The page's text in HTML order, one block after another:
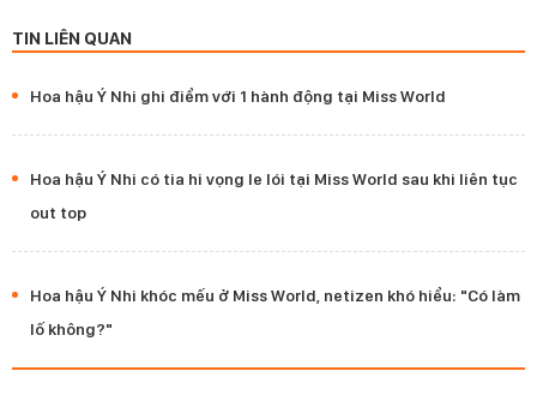
TIN LIÊN QUAN
Hoa hậu Ý Nhi ghi điểm với 1 hành động tại Miss World
Hoa hậu Ý Nhi có tia hi vọng le lói tại Miss World sau khi liên tục
out top
Hoa hậu Ý Nhi khóc mếu ở Miss World, netizen khó hiểu: "Có làm
lố không?"